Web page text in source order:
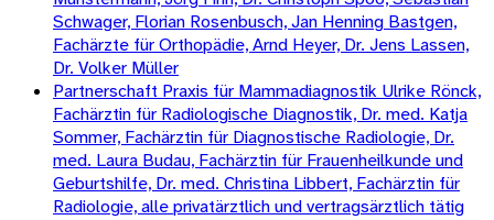
Schwager, Florian Rosenbusch, Jan Henning Bastgen,
Fachärzte für Orthopädie, Arnd Heyer, Dr. Jens Lassen,
Dr. Volker Müller
Partnerschaft Praxis für Mammadiagnostik Ulrike Rönck,
Fachärztin für Radiologische Diagnostik, Dr. med. Katja
Sommer, Fachärztin für Diagnostische Radiologie, Dr.
med. Laura Budau, Fachärztin für Frauenheilkunde und
Geburtshilfe, Dr. med. Christina Libbert, Fachärztin für
Radiologie, alle privatärztlich und vertragsärztlich tätig